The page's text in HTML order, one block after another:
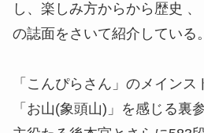
し、楽しみ方からから歴史
の誌面をさいて紹介している。
「こんぴらさん」のメインス
「お山(象頭山)」を感じる裏参